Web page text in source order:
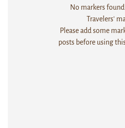
No markers
Travelers'
Please add some
posts before using